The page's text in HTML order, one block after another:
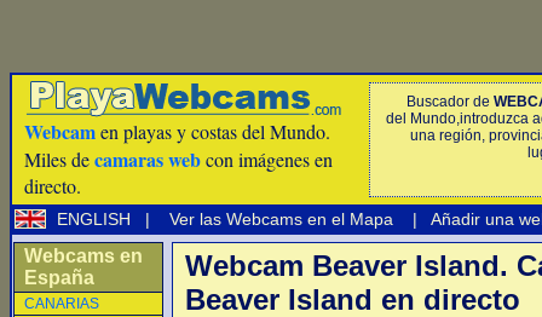
Webcamen playas y costas del Mundo.
Miles decamaras webcon imágenes en
directo.
Buscador de
del Mundo,introduzca
una región,
ENGLISH | Ver las Webcams en el Mapa | Añadir una
Webcams en
España
CANARIAS
Webcam Beaver Island.
Beaver Island en directo